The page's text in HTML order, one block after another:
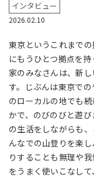
インタビュー
2026.02.10
東京というこれまで
にもうひとつ拠点を
家のみなさんは、新
す。じぶんは東京で
のローカルの地でも
かで、のびのびと遊
の生活をしながらも
んなでの山登りを楽
りすることも無理や
をうまく使いこなし